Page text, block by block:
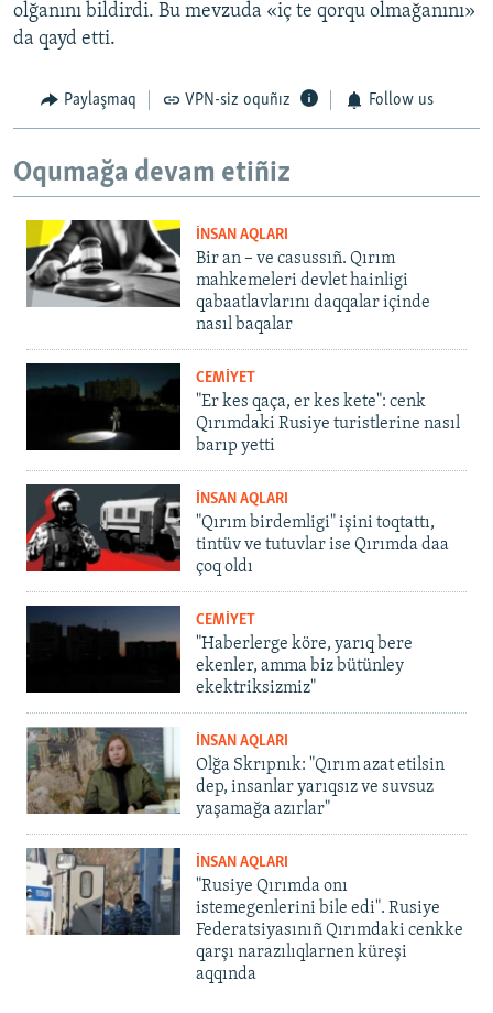
olğanını bildirdi. Bu mevzuda «iç te qorqu olmağanını»
da qayd etti.
Paylaşmaq VPN-siz oquñız Follow us
Oqumağa devam etiñiz
İNSAN AQLARI
Bir an – ve casussıñ. Qırım
mahkemeleri devlet hainligi
qabaatlavlarını daqqalar içinde
nasıl baqalar
CEMİYET
"Er kes qaça, er kes kete": cenk
Qırımdaki Rusiye turistlerine nasıl
barıp yetti
İNSAN AQLARI
"Qırım birdemligi" işini toqtattı,
tintüv ve tutuvlar ise Qırımda daa
çoq oldı
CEMİYET
"Haberlerge köre, yarıq bere
ekenler, amma biz bütünley
ekektriksizmiz"
İNSAN AQLARI
Olğa Skrıpnık: "Qırım azat etilsin
dep, insanlar yarıqsız ve suvsuz
yaşamağa azırlar"
İNSAN AQLARI
"Rusiye Qırımda onı
istemegenlerini bile edi". Rusiye
Federatsiyasınıñ Qırımdaki cenkke
qarşı narazılıqlarnen küreşi
aqqında